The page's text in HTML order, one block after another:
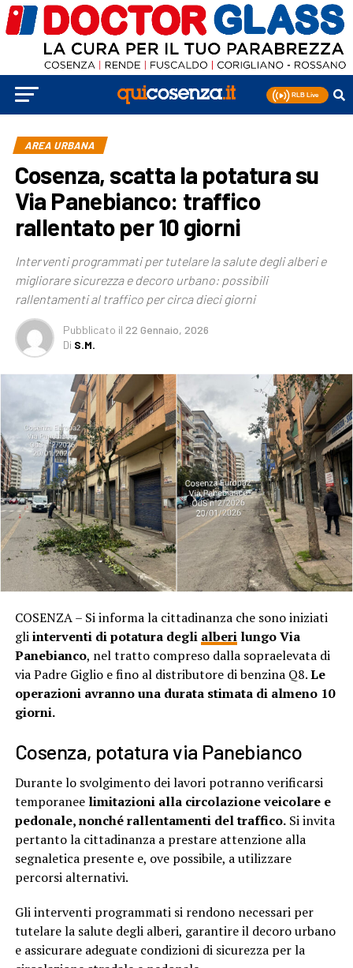
AREA URBANA
Cosenza, scatta la potatura su
Via Panebianco: traffico
rallentato per 10 giorni
Interventi programmati per tutelare la salute degli alberi e
migliorare sicurezza e decoro urbano: possibili
rallentamenti al traffico per circa dieci giorni
Pubblicato il 22 Gennaio, 2026
Di S.M.
COSENZA – Si informa la cittadinanza che sono iniziati
gliinterventi di potatura degli alberilungo Via
Panebianco, nel tratto compreso dalla sopraelevata di
via Padre Giglio e fino al distributore di benzina Q8.Le
operazioni avranno una durata stimata di almeno 10
giorni.
Cosenza, potatura via Panebianco
Durante lo svolgimento dei lavori potranno verificarsi
temporanee limitazioni alla circolazione veicolare e
pedonale, nonché rallentamenti del traffico.Si invita
pertanto la cittadinanza a prestare attenzione alla
segnaletica presente e, ove possibile, a utilizzare
percorsi alternativi.
Gli interventi programmati si rendono necessari per
tutelare la salute degli alberi, garantire il decoro urbano
e assicurare adeguate condizioni di sicurezza per la